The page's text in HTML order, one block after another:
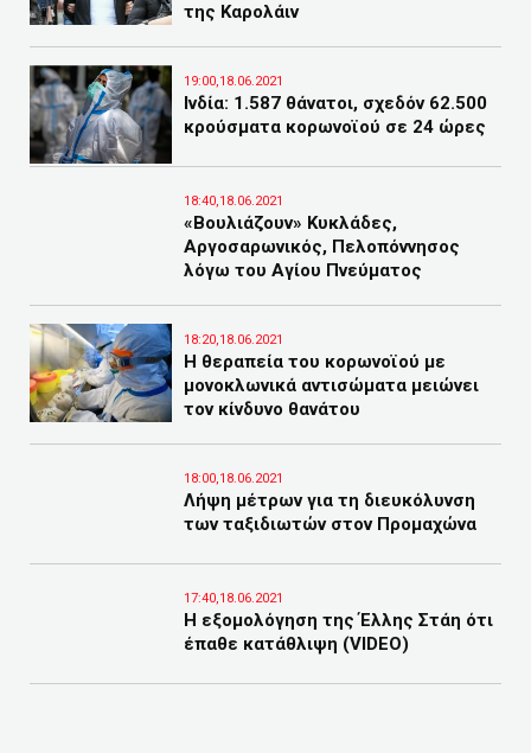
της Καρολάιν
19:00,18.06.2021
Ινδία: 1.587 θάνατοι, σχεδόν 62.500
κρούσματα κορωνοϊού σε 24 ώρες
18:40,18.06.2021
«Βουλιάζουν» Κυκλάδες,
Αργοσαρωνικός, Πελοπόννησος
λόγω του Αγίου Πνεύματος
18:20,18.06.2021
Η θεραπεία του κορωνοϊού με
μονοκλωνικά αντισώματα μειώνει
τον κίνδυνο θανάτου
18:00,18.06.2021
Λήψη μέτρων για τη διευκόλυνση
των ταξιδιωτών στον Προμαχώνα
17:40,18.06.2021
Η εξομολόγηση της Έλλης Στάη ότι
έπαθε κατάθλιψη (VIDEO)